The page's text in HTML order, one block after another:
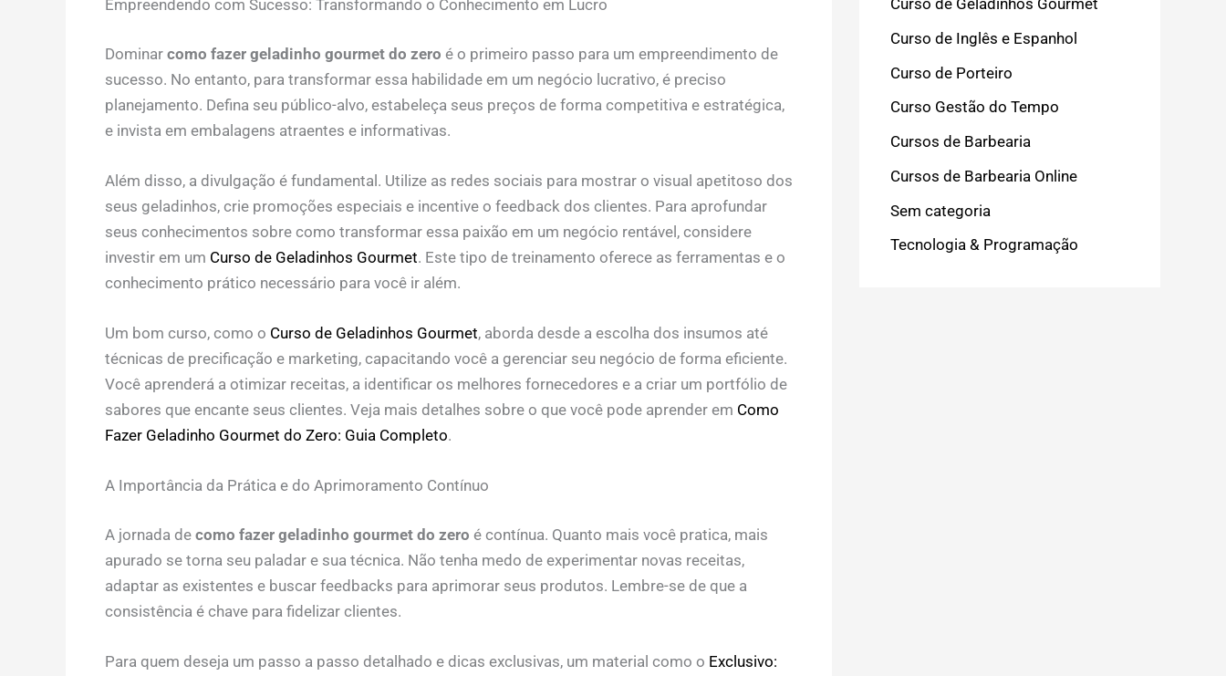
Empreendendo com Sucesso: Transformando o Conhecimento em Lucro
Dominar como fazer geladinho gourmet do zero é o primeiro passo para um empreendimento de
sucesso. No entanto, para transformar essa habilidade em um negócio lucrativo, é preciso
planejamento. Defina seu público-alvo, estabeleça seus preços de forma competitiva e estratégica,
e invista em embalagens atraentes e informativas.
Além disso, a divulgação é fundamental. Utilize as redes sociais para mostrar o visual apetitoso dos
seus geladinhos, crie promoções especiais e incentive o feedback dos clientes. Para aprofundar
seus conhecimentos sobre como transformar essa paixão em um negócio rentável, considere
investir em um Curso de Geladinhos Gourmet. Este tipo de treinamento oferece as ferramentas e o
conhecimento prático necessário para você ir além.
Um bom curso, como o Curso de Geladinhos Gourmet, aborda desde a escolha dos insumos até
técnicas de precificação e marketing, capacitando você a gerenciar seu negócio de forma eficiente.
Você aprenderá a otimizar receitas, a identificar os melhores fornecedores e a criar um portfólio de
sabores que encante seus clientes. Veja mais detalhes sobre o que você pode aprender em Como
Fazer Geladinho Gourmet do Zero: Guia Completo.
A Importância da Prática e do Aprimoramento Contínuo
A jornada de como fazer geladinho gourmet do zero é contínua. Quanto mais você pratica, mais
apurado se torna seu paladar e sua técnica. Não tenha medo de experimentar novas receitas,
adaptar as existentes e buscar feedbacks para aprimorar seus produtos. Lembre-se de que a
consistência é chave para fidelizar clientes.
Para quem deseja um passo a passo detalhado e dicas exclusivas, um material como o Exclusivo:
Curso de Geladinhos Gourmet
Curso de Inglês e Espanhol
Curso de Porteiro
Curso Gestão do Tempo
Cursos de Barbearia
Cursos de Barbearia Online
Sem categoria
Tecnologia & Programação